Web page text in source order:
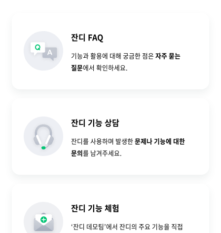
잔디 FAQ
기능과 활용에 대해 궁금한 점은 자주 묻는
질문에서 확인하세요.
잔디 기능 상담
잔디를 사용하며 발생한문제나 기능에 대한
문의를 남겨주세요.
잔디 기능 체험
‘잔디 데모팀’에서 잔디의 주요 기능을 직접